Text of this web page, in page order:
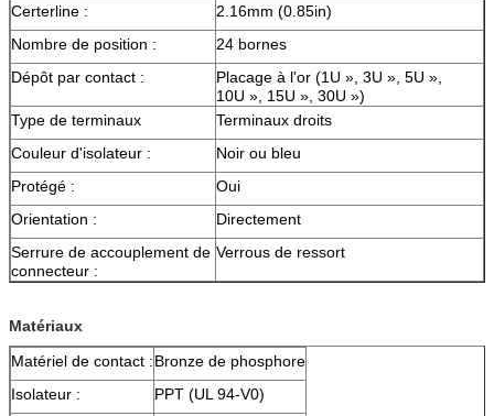
Certerline :
2.16mm (0.85in)
Nombre de position :
24 bornes
Dépôt par contact :
Placage à l'or (1U », 3U », 5U »,
10U », 15U », 30U »)
Type de terminaux
Terminaux droits
Couleur d'isolateur :
Noir ou bleu
Protégé :
Oui
Orientation :
Directement
Serrure de accouplement de
connecteur :
Verrous de ressort
Matériaux
Matériel de contact :Bronze de phosphore
Isolateur :
PPT (UL 94-V0)